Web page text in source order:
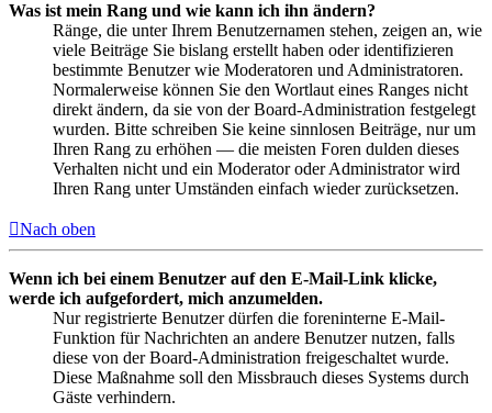
Was ist mein Rang und wie kann ich ihn ändern?
Ränge, die unter Ihrem Benutzernamen stehen, zeigen an, wie
viele Beiträge Sie bislang erstellt haben oder identifizieren
bestimmte Benutzer wie Moderatoren und Administratoren.
Normalerweise können Sie den Wortlaut eines Ranges nicht
direkt ändern, da sie von der Board-Administration festgelegt
wurden. Bitte schreiben Sie keine sinnlosen Beiträge, nur um
Ihren Rang zu erhöhen — die meisten Foren dulden dieses
Verhalten nicht und ein Moderator oder Administrator wird
Ihren Rang unter Umständen einfach wieder zurücksetzen.
Nach oben
Wenn ich bei einem Benutzer auf den E-Mail-Link klicke,
werde ich aufgefordert, mich anzumelden.
Nur registrierte Benutzer dürfen die foreninterne E-Mail-
Funktion für Nachrichten an andere Benutzer nutzen, falls
diese von der Board-Administration freigeschaltet wurde.
Diese Maßnahme soll den Missbrauch dieses Systems durch
Gäste verhindern.